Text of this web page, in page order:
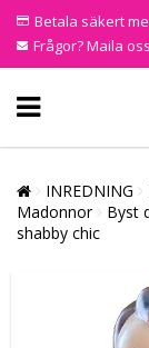
Betala säkert
Frågor? Maila
INREDNING
Madonnor
Byst
shabby chic